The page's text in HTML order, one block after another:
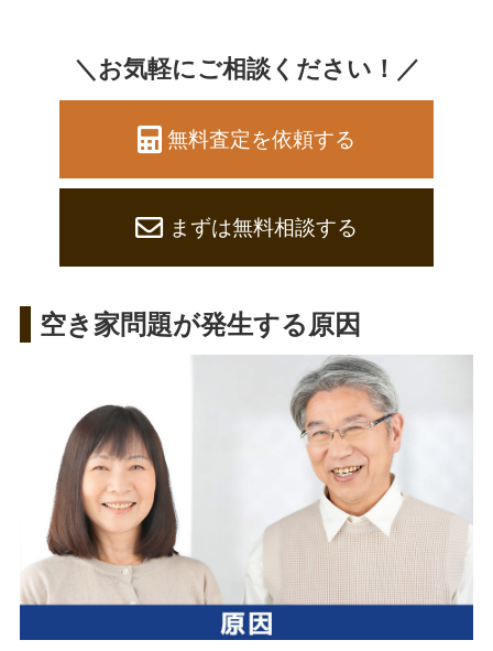
＼お気軽にご相談ください！／
無料査定を依頼する
まずは無料相談する
空き家問題が発生する原因